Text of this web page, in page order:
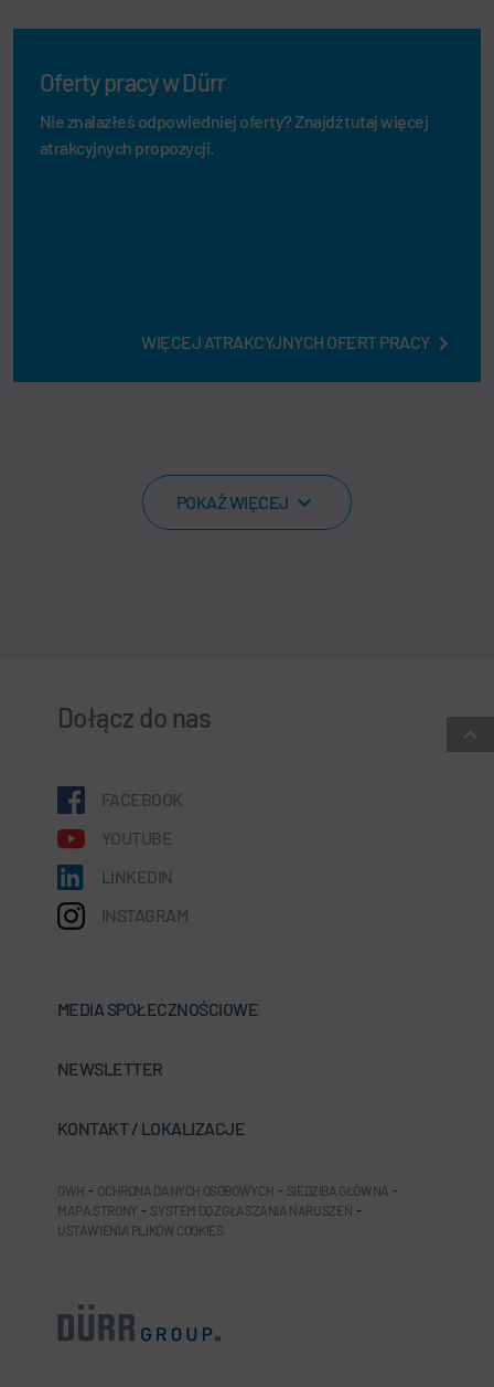
Oferty pracy w Dürr
Nie znalazłeś odpowiedniej oferty? Znajdź tutaj więcej
atrakcyjnych propozycji.
WIĘCEJ ATRAKCYJNYCH OFERT PRACY
POKAŻ WIĘCEJ
Dołącz do nas
FACEBOOK
YOUTUBE
LINKEDIN
INSTAGRAM
MEDIA SPOŁECZNOŚCIOWE
NEWSLETTER
KONTAKT / LOKALIZACJE
OWH - OCHRONA DANYCH OSOBOWYCH - SIEDZIBA GŁÓWNA -
MAPA STRONY - SYSTEM DO ZGŁASZANIA NARUSZEŃ -
USTAWIENIA PLIKÓW COOKIES